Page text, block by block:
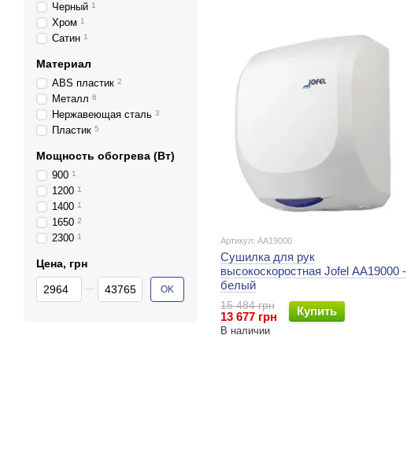
Артикул: AA19000
Сушилка для рук
высокоскоростная Jofel AA19000 -
белый
15 484 грн
13 677 грн Купить
В наличии
Черный 1
Хром 1
Сатин 1
Материал
ABS пластик 2
Металл 6
Нержавеющая сталь 3
Пластик 5
Мощность обогрева (Вт)
900 1
1200 1
1400 1
1650 2
2300 1
Цена, грн
От Цена, грн
До Цена, грн OK